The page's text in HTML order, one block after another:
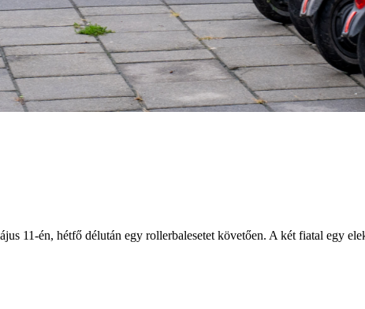
11-én, hétfő délután egy rollerbalesetet követően. A két fiatal egy